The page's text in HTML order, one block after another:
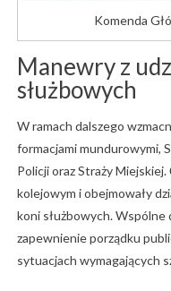
Komenda
Manewryz
służbowych
Wramach dalszego
formacjamimundurowymi,
PolicjiorazStrażyMiejskiej.
kolejowym iobejmowały
koni służbowych.Wspólne
zapewnienieporządku
sytuacjach wymagających